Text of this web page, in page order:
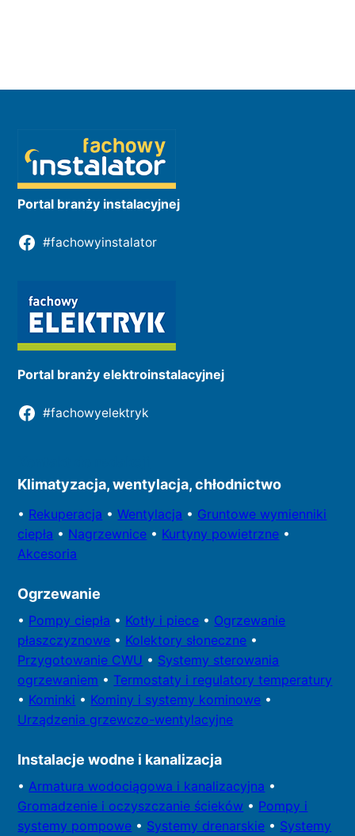
Portal branży instalacyjnej
#fachowyinstalator
Portal branży elektroinstalacyjnej
#fachowyelektryk
Klimatyzacja, wentylacja, chłodnictwo
• Rekuperacja •Wentylacja • Gruntowe wymienniki
ciepła • Nagrzewnice • Kurtyny powietrzne •
Akcesoria
Ogrzewanie
• Pompy ciepła • Kotły i piece • Ogrzewanie
płaszczyznowe • Kolektory słoneczne •
Przygotowanie CWU • Systemy sterowania
ogrzewaniem • Termostaty i regulatory temperatury
• Kominki • Kominy i systemy kominowe •
Urządzenia grzewczo-wentylacyjne
Instalacje wodne i kanalizacja
• Armatura wodociągowa i kanalizacyjna •
Gromadzenie i oczyszczanie ścieków • Pompy i
systemy pompowe • Systemy drenarskie • Systemy